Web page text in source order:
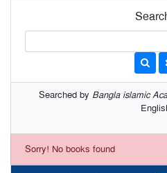
Searched by Bangla islamic
Sorry! No books found